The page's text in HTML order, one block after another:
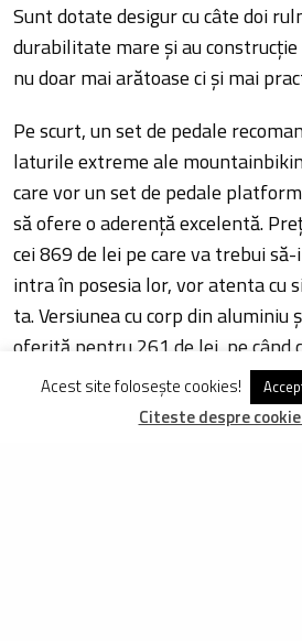
Sunt dotate desigur cu câte doi
durabilitate mare și au construcție
nu doar mai arătoase ci și mai
Pe scurt, un set de pedale
laturile extreme ale
care vor un set de pedale
să ofere o aderență excelentă.
cei 869 de lei pe care va trebui
intra în posesia lor, vor atenta cu
ta. Versiunea cu corp din aluminiu
oferită pentru 261 de lei, pe când
aluminiu și ax din titan, costă 658
Acest site folosește cookies!
Citeste despre